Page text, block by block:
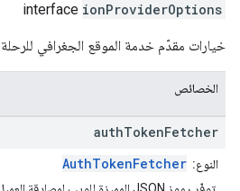
ionProviderOptions
خيارات مقدّم خدمة الموقع الجغرافي للرحلة
الخصائص
authTokenFetcher
النوع: AuthTokenFetcher